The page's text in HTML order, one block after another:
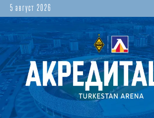
5 август 2026